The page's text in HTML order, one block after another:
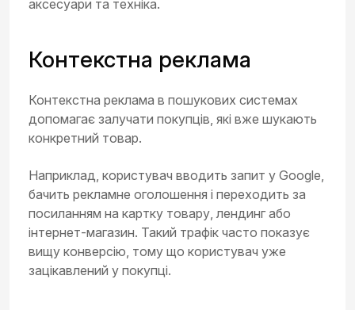
аксесуари та техніка.
Контекстна реклама
Контекстна реклама в пошукових системах
допомагає залучати покупців, які вже шукають
конкретний товар.
Наприклад, користувач вводить запит у Google,
бачить рекламне оголошення і переходить за
посиланням на картку товару, лендинг або
інтернет-магазин. Такий трафік часто показує
вищу конверсію, тому що користувач уже
зацікавлений у покупці.